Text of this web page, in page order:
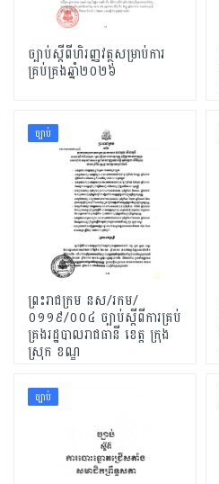
ច្បាប់ស្តីពីហិរញ្ញវត្ថុសម្រាប់ការ
គ្រប់គ្រងឆ្នាំ២០២៦
ច្បាប់
ព្រះរាជក្រម នស/រកម/
០១១៩/០០៤ ច្បាប់ស្តីពីការគ្រប់
គ្រងរដ្ឋបាលរាជធានី ខេត្ត ក្រុង
ស្រុក ខណ្ឌ
ច្បាប់